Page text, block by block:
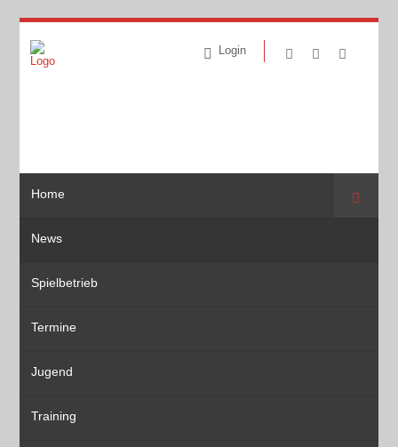
Login
Home
News
Spielbetrieb
Termine
Jugend
Training
Suche